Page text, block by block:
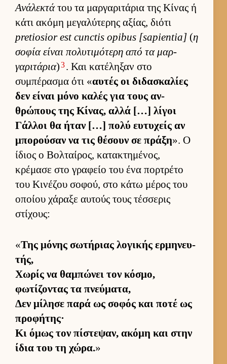
Ανάλεκτάτου τα μαρ­γαριτάρια της Κίνας ή
κάτι ακόμη μεγαλύτερης αξίας, διότι
pretiosior est cunctis opibus [sapientia] (η
σοφία εί­ναι πολυτιμότερη από τα μαρ­
γαριτάρια)3. Και κατέληξαν στο
συμπέρασμα ότι «αυ­τές οι διδασκαλίες
δεν εί­ναι μόνο καλές για τους αν­
θρώπους της Κίνας, αλλά […] λίγοι
Γάλ­λοι θα ήταν […] πολύ ευ­τυχείς αν
μπορού­σαν να τις θέσουν σε πράξη». Ο
ίδιος ο Βολ­ταί­ρος, κατακτημένος,
κρέμασε στο γραφείο του ένα πορ­τρέτο
του Κινέζου σοφού, στο κάτω μέρος του
οποίου χάραξε αυ­τούς τους τέσ­σερις
στίχους:
«Της μόνης σωτήριας λογικής ερ­μηνευ­
τής,
Χωρίς να θαμπώνει τον κόσμο,
φωτίζοντας τα πνεύ­ματα,
Δεν μίλησε παρά ως σοφός και ποτέ ως
προφήτης·
Κι όμως τον πίστεψαν, ακόμη και στην
ίδια του τη χώρα.»